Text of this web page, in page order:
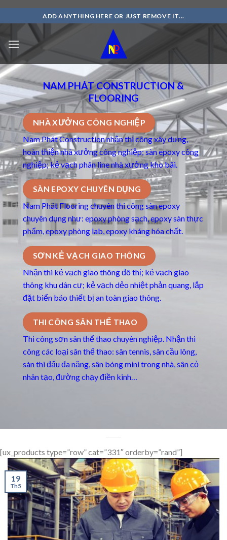
Skip
ADD ANYTHING HERE OR JUST REMOVE IT...
NAM PHÁT CONSTRUCTION &
FLOORING
NHÀ XƯỞNG CÔNG NGHIỆP
Nam Phát Construction nhận thi công xây dựng,
hoàn thiện nhà xưởng công nghiệp; sàn epoxy công
nghiệp; kẻ vạch phân line nhà xưởng kho bãi.
SÀN EPOXY CHUYÊN DỤNG
Nam Phát Flooring chuyên thi côngsàn epoxy
chuyên dụngnhư: epoxy phòng sạch, epoxy sàn thực
phẩm, epoxy phòng lab, epoxy kháng hóa chất.
SƠN KẺ VẠCH GIAO THÔNG
Nhận thi kẻ vạch giao thông đô thị; kẻ vạch giao
thông khu dân cư; kẻ vạch dẻo nhiệt phản quang, lắp
đặt biển báo thiết bị an toàn giao thông.
THI CÔNG SÂN THỂ THAO
Thi công sơn sân thể thao chuyên nghiệp. Nhận thi
công các loại sân thể thao: sân tennis, sân cầu lông,
sàn thi đấu đa năng, sân bóng mini trong nhà, sân cỏ
nhân tạo, đường chạy điền kinh…
[ux_products type=”row” cat=”331″ orderby=”rand”]
19
Th5